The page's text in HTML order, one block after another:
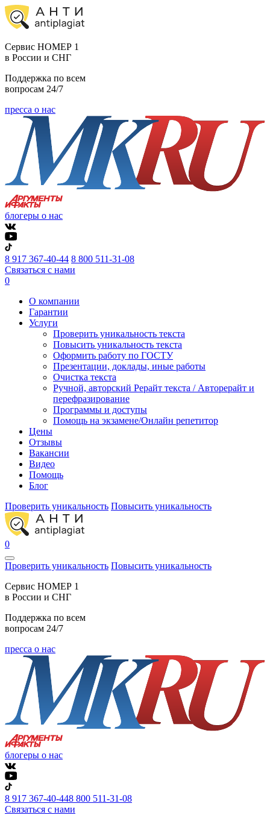
Cервис НОМЕР 1
в России и СНГ
Поддержка по всем
вопросам 24/7
пресса о нас
блогеры о нас
8 917 367-40-44 8 800 511-31-08
Связаться с нами
0
О компании
Гарантии
Услуги
Проверить уникальность текста
Повысить уникальность текста
Оформить работу по ГОСТУ
Презентации, доклады, иные работы
Очистка текста
Ручной, авторский Рерайт текста / Авторерайт и
перефразирование
Программы и доступы
Помощь на экзамене/Онлайн репетитор
Цены
Отзывы
Вакансии
Видео
Помощь
Блог
Проверить уникальность Повысить уникальность
0
Проверить уникальность Повысить уникальность
Cервис НОМЕР 1
в России и СНГ
Поддержка по всем
вопросам 24/7
пресса о нас
блогеры о нас
8 917 367-40-448 800 511-31-08
Связаться с нами